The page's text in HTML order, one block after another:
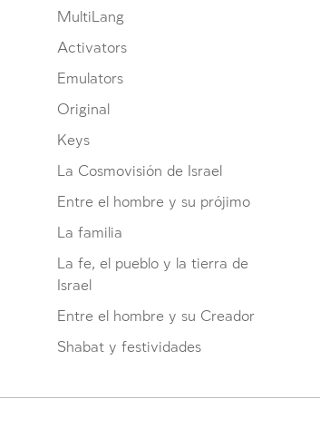
MultiLang
Activators
Emulators
Original
Keys
La Cosmovisión de Israel
Entre el hombre y su prójimo
La familia
La fe, el pueblo y la tierra de
Israel
Entre el hombre y su Creador
Shabat y festividades